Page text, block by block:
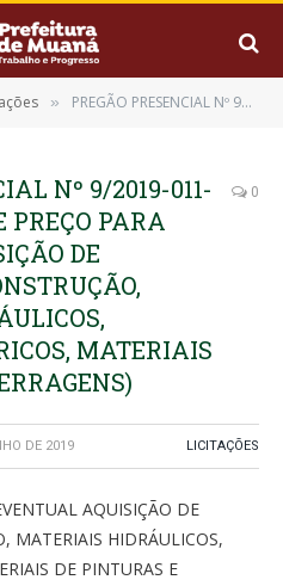
» PREGÃO PRESENCIAL Nº 9/2019-011-SRP (REGISTRO DE PREÇO PARA EVENTUAL AQUISIÇÃO DE MATERIAIS DE CONSTRUÇÃO, MATERIAIS HIDRÁULICOS, MATERIAIS ELÉTRICOS, MATERIAIS DE PINTURAS E FERRAGENS)
Nº 9/2019-011-
PREÇO PARA
DE
MATERIAIS
0
DE 2019 LICITAÇÕES
AQUISIÇÃO DE
MATERIAIS HIDRÁULICOS,
DE PINTURAS E